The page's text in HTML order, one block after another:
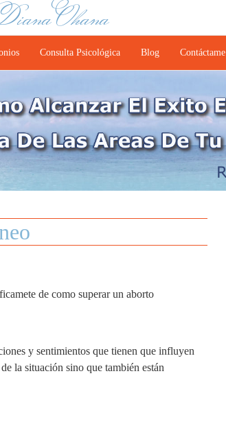
Ohana
Consulta Psicológica Blog Contáctame
de como superar un aborto
y sentimientos que tienen que influyen
la situación sino que también están